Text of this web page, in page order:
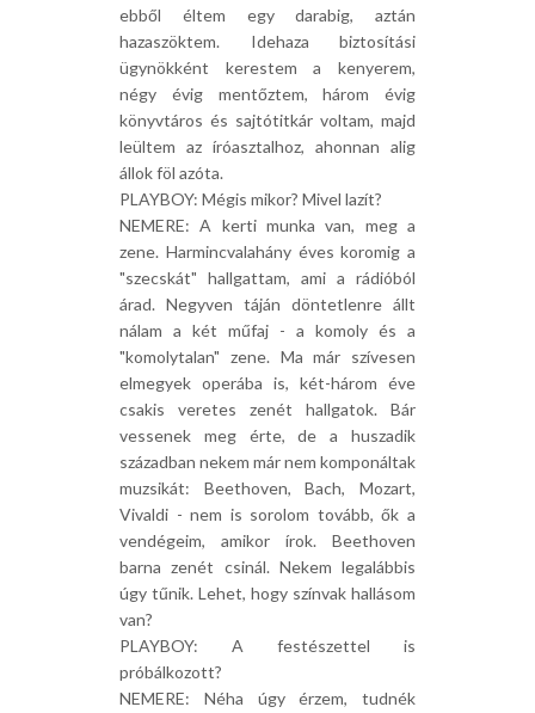
ebből éltem egy darabig, aztán
hazaszöktem. Idehaza biztosítási
ügynökként kerestem a kenyerem,
négy évig mentőztem, három évig
könyvtáros és sajtótitkár voltam, majd
leültem az íróasztalhoz, ahonnan alig
állok föl azóta.
PLAYBOY: Mégis mikor? Mivel lazít?
NEMERE: A kerti munka van, meg a
zene. Harmincvalahány éves koromig a
"szecskát" hallgattam, ami a rádióból
árad. Negyven táján döntetlenre állt
nálam a két műfaj - a komoly és a
"komolytalan" zene. Ma már szívesen
elmegyek operába is, két-három éve
csakis veretes zenét hallgatok. Bár
vessenek meg érte, de a huszadik
században nekem már nem komponáltak
muzsikát: Beethoven, Bach, Mozart,
Vivaldi - nem is sorolom tovább, ők a
vendégeim, amikor írok. Beethoven
barna zenét csinál. Nekem legalábbis
úgy tűnik. Lehet, hogy színvak hallásom
van?
PLAYBOY: A festészettel is
próbálkozott?
NEMERE: Néha úgy érzem, tudnék